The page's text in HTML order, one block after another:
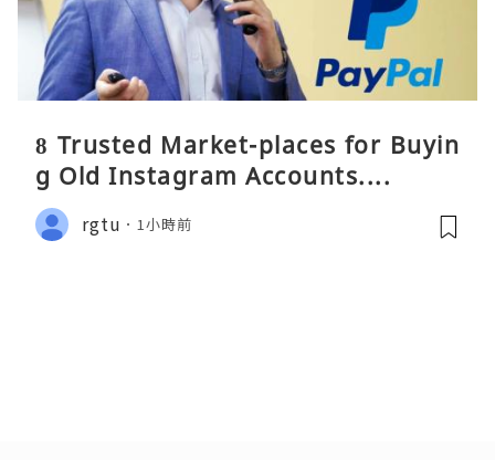
8 Trusted Market-places for Buyin
g Old Instagram Accounts....
rgtu 1小時前